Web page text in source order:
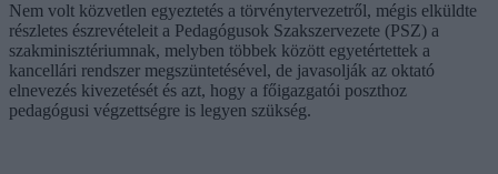
Nem volt közvetlen egyeztetés a törvénytervezetről, mégis elküldte
részletes észrevételeit a Pedagógusok Szakszervezete (PSZ) a
szakminisztériumnak, melyben többek között egyetértettek a
kancellári rendszer megszüntetésével, de javasolják az oktató
elnevezés kivezetését és azt, hogy a főigazgatói poszthoz
pedagógusi végzettségre is legyen szükség.